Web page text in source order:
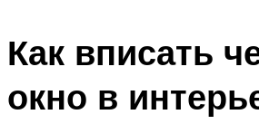
Как вписать
окно в